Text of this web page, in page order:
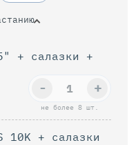
+ салазки +
не более 8 шт.
+
-
10K + салазки